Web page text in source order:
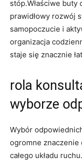
stóp.Właściwe
prawidłowy rozwój
samopoczucie i
organizacja
staje się znacznie
rola
wyborze
Wybór
ogromne znaczenie
całego układu